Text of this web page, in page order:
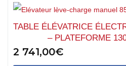
TABLE ÉLÉVATRICE
– PLATEFORME
2 741,00€